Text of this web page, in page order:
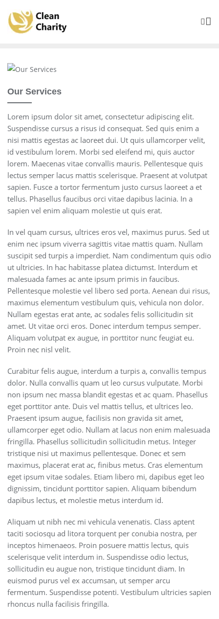
Our Services
Lorem ipsum dolor sit amet, consectetur adipiscing elit.
Suspendisse cursus a risus id consequat. Sed quis enim a
nisi mattis egestas ac laoreet dui. Ut quis ullamcorper velit,
id vestibulum lorem. Morbi sed eleifend mi, quis auctor
lorem. Maecenas vitae convallis mauris. Pellentesque quis
lectus semper lacus mattis scelerisque. Praesent at volutpat
sapien. Fusce a tortor fermentum justo cursus laoreet a et
tellus. Phasellus faucibus orci vitae dapibus lacinia. In a
sapien vel enim aliquam molestie ut quis erat.
In vel quam cursus, ultrices eros vel, maximus purus. Sed ut
enim nec ipsum viverra sagittis vitae mattis quam. Nullam
suscipit sed turpis a imperdiet. Nam condimentum quis odio
ut ultricies. In hac habitasse platea dictumst. Interdum et
malesuada fames ac ante ipsum primis in faucibus.
Pellentesque molestie vel libero sed porta. Aenean dui risus,
maximus elementum vestibulum quis, vehicula non dolor.
Nullam egestas erat ante, ac sodales felis sollicitudin sit
amet. Ut vitae orci eros. Donec interdum tempus semper.
Aliquam volutpat ex augue, in porttitor nunc feugiat eu.
Proin nec nisl velit.
Curabitur felis augue, interdum a turpis a, convallis tempus
dolor. Nulla convallis quam ut leo cursus vulputate. Morbi
non ipsum nec massa blandit egestas et ac quam. Phasellus
eget porttitor ante. Duis vel mattis tellus, et ultrices leo.
Praesent ipsum augue, facilisis non gravida sit amet,
ullamcorper eget odio. Nullam at lacus non enim malesuada
fringilla. Phasellus sollicitudin sollicitudin metus. Integer
tristique nisi ut maximus pellentesque. Donec et sem
maximus, placerat erat ac, finibus metus. Cras elementum
eget ipsum vitae sodales. Etiam libero mi, dapibus eget leo
dignissim, tincidunt porttitor sapien. Aliquam bibendum
dapibus lectus, et molestie metus interdum id.
Aliquam ut nibh nec mi vehicula venenatis. Class aptent
taciti sociosqu ad litora torquent per conubia nostra, per
inceptos himenaeos. Proin posuere mattis lectus, quis
scelerisque velit interdum in. Suspendisse odio lectus,
sollicitudin eu augue non, tristique tincidunt diam. In
euismod purus vel ex accumsan, ut semper arcu
fermentum. Suspendisse potenti. Vestibulum ultricies sapien
rhoncus nulla facilisis fringilla.